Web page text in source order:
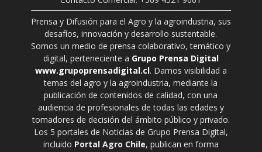
Prensa y Difusión para el Agro y la agroindustria, sus
desafíos, innovación y desarrollo sustentable.
Somos un medio de prensa colaborativo, temático y
digital, perteneciente a Grupo Prensa Digital
www.grupoprensadigital.cl. Damos visibilidad a
temas del agro y la agroindustria, mediante la
publicación de contenidos de calidad, con una
audiencia de profesionales de todas las edades y
tomadores de decisión del ámbito público y privado.
Los 5 portales de Noticias de Grupo Prensa Digital,
incluido Portal Agro Chile, publican en forma